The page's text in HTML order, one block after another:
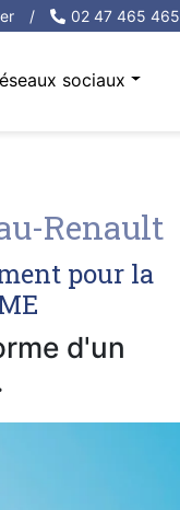
/ 02 47 465 465
sociaux
Renault
pour la
d'un